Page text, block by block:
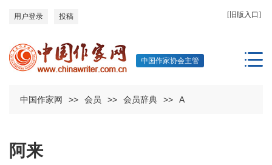
[旧版入口]
用户登录 投稿
中国作家协会主管
中国作家网 >> 会员 >> 会员辞典 >> A
阿来